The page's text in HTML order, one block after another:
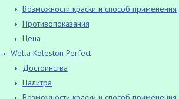
Возможности краски и способ применения
Противопоказания
Цена
Wella Koleston Perfect
Достоинства
Палитра